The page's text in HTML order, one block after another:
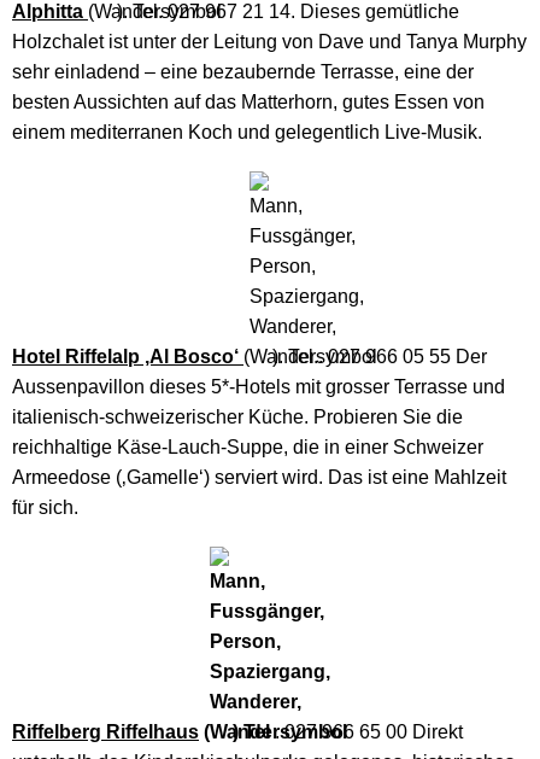
Alphitta (
). Tel. 027 967 21 14. Dieses gemütliche
Holzchalet ist unter der Leitung von Dave und Tanya Murphy
sehr einladend – eine bezaubernde Terrasse, eine der
besten Aussichten auf das Matterhorn, gutes Essen von
einem mediterranen Koch und gelegentlich Live-Musik.
Hotel Riffelalp ‚Al Bosco‘ (
). Tel.. 027 966 05 55 Der
Aussenpavillon dieses 5*-Hotels mit grosser Terrasse und
italienisch-schweizerischer Küche. Probieren Sie die
reichhaltige Käse-Lauch-Suppe, die in einer Schweizer
Armeedose (‚Gamelle‘) serviert wird. Das ist eine Mahlzeit
für sich.
Riffelberg Riffelhaus ( ) Tel. 027 966 65 00 Direkt